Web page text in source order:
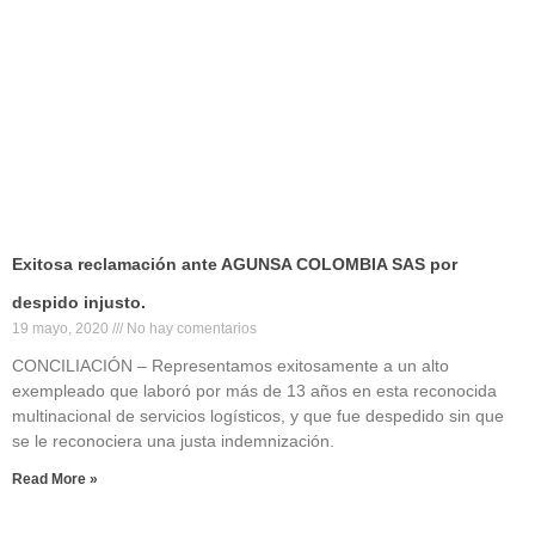
Exitosa reclamación ante AGUNSA COLOMBIA SAS por
despido injusto.
19 mayo, 2020 No hay comentarios
CONCILIACIÓN – Representamos exitosamente a un alto
exempleado que laboró por más de 13 años en esta reconocida
multinacional de servicios logísticos, y que fue despedido sin que
se le reconociera una justa indemnización.
Read More »